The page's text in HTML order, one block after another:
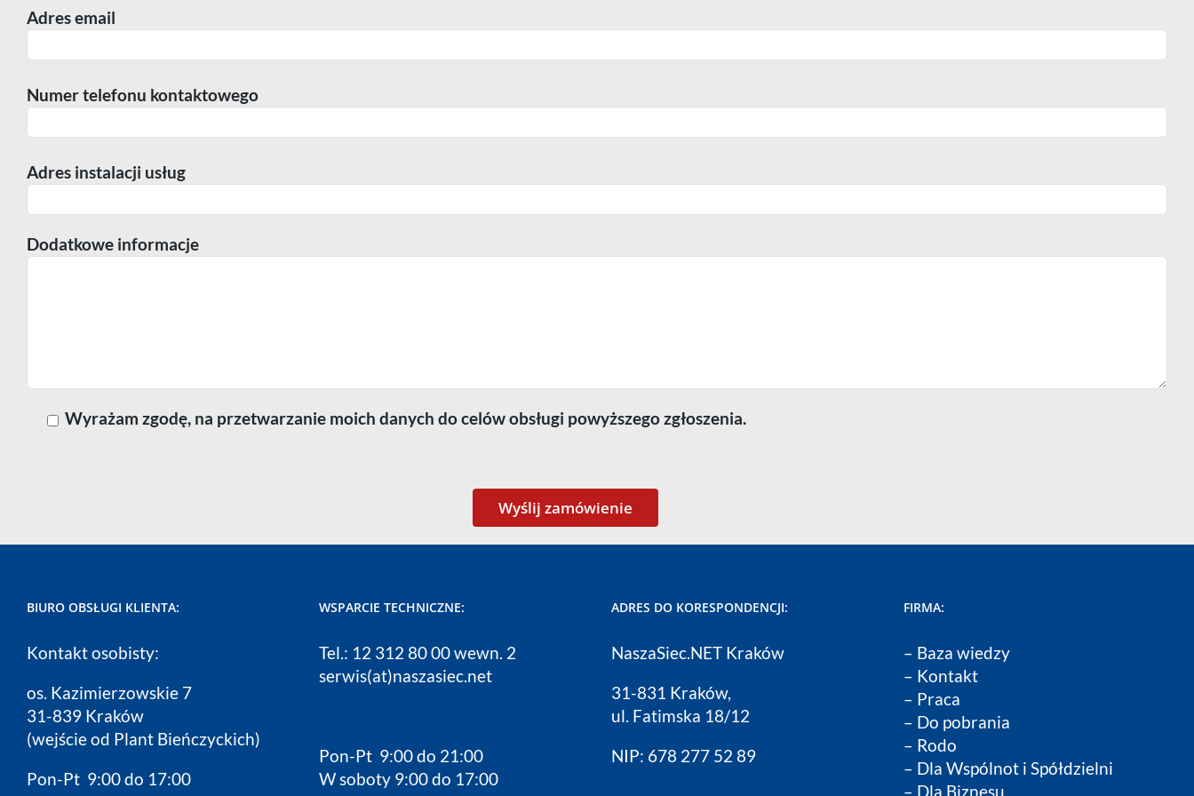
Adres email
Numer telefonu kontaktowego
Adres instalacji usług
Dodatkowe informacje
Wyrażam zgodę, na przetwarzanie moich danych do celów obsługi powyższego zgłoszenia.
BIURO OBSŁUGI KLIENTA:
Kontakt osobisty:
os. Kazimierzowskie 7
31-839 Kraków
(wejście od Plant Bieńczyckich)
Pon-Pt 9:00 do 17:00
WSPARCIE TECHNICZNE:
Tel.: 12 312 80 00 wewn. 2
serwis(at)naszasiec.net
Pon-Pt 9:00 do 21:00
W soboty 9:00 do 17:00
ADRES DO KORESPONDENCJI:
NaszaSiec.NET Kraków
31-831 Kraków,
ul. Fatimska 18/12
NIP: 678 277 52 89
FIRMA:
– Baza wiedzy
– Kontakt
– Praca
– Do pobrania
– Rodo
– Dla Wspólnot i Spółdzielni
– Dla Biznesu